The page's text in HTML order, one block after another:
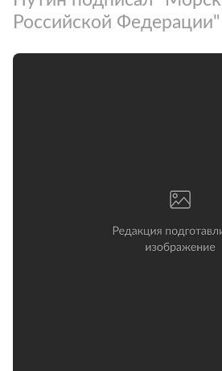
Российской Федерации"